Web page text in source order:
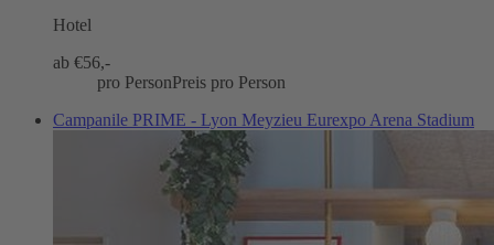
Hotel
ab €56,-
pro PersonPreis pro Person
Campanile PRIME - Lyon Meyzieu Eurexpo Arena Stadium